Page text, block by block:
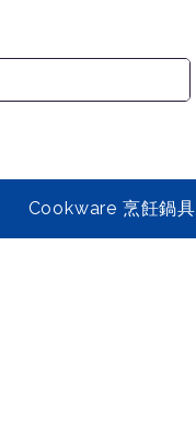
Cookware 烹飪鍋具